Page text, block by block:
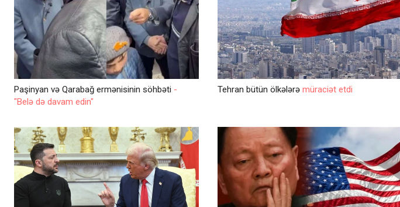
Paşinyan və Qarabağ ermənisinin söhbəti -
"Belə də davam edin"
Tehran bütün ölkələrə müraciət etdi